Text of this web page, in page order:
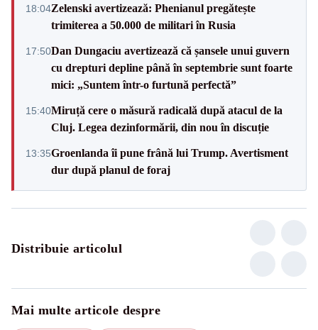
18:04Zelenski avertizează: Phenianul pregătește
trimiterea a 50.000 de militari în Rusia
17:50Dan Dungaciu avertizează că șansele unui guvern
cu drepturi depline până în septembrie sunt foarte
mici: „Suntem într-o furtună perfectă”
15:40Miruță cere o măsură radicală după atacul de la
Cluj. Legea dezinformării, din nou în discuție
13:35Groenlanda îi pune frână lui Trump. Avertisment
dur după planul de foraj
Distribuie articolul
Mai multe articole despre